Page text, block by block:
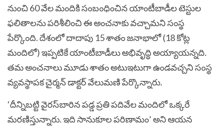
నుంచి 60 వేల మందికి సంబంధించిన యాంటీబాడీల టెస్టుల
ఫలితాలను పరిశీలించి ఈ అంచనాకు వచ్చామని సంస్థ
పేర్కొంది. దేశంలో దాదాపు 15 శాతం జనాభాలో (18 కోట్ల
మందిలో) ఇప్పటికే యాంటీబాడీలు అభివృద్ధి అయ్యాయన్నది.
తమ అంచనాలు మూడు శాతం అటుఇటుగా ఉండవచ్చని సంస్థ
వ్యవస్థాపక చైర్మన్‌ డాక్టర్‌ వేలుమణి పేర్కొన్నారు.
‘దీన్నిబట్టి వైరస్‌బారిన పడ్డ ప్రతి పదివేల మందిలో ఒక్కరే
మరణిస్తున్నారు. ఇది సానుకూల పరిణామం’ అని ఆయన